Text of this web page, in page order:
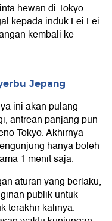
hewan di Tokyo
kepada induk Lei Lei
kembali ke
Jepang
ini akan pulang
antrean panjang pun
Tokyo. Akhirnya
hanya boleh
1 menit saja.
aturan yang berlaku,
publik untuk
terakhir kalinya.